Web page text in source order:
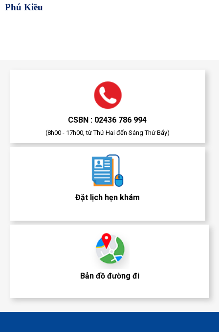
Phú Kiều
CSBN : 02436 786 994
(8h00 - 17h00, từ Thứ Hai đến Sáng Thứ Bẩy)
Đặt lịch hẹn khám
Bản đồ đường đi